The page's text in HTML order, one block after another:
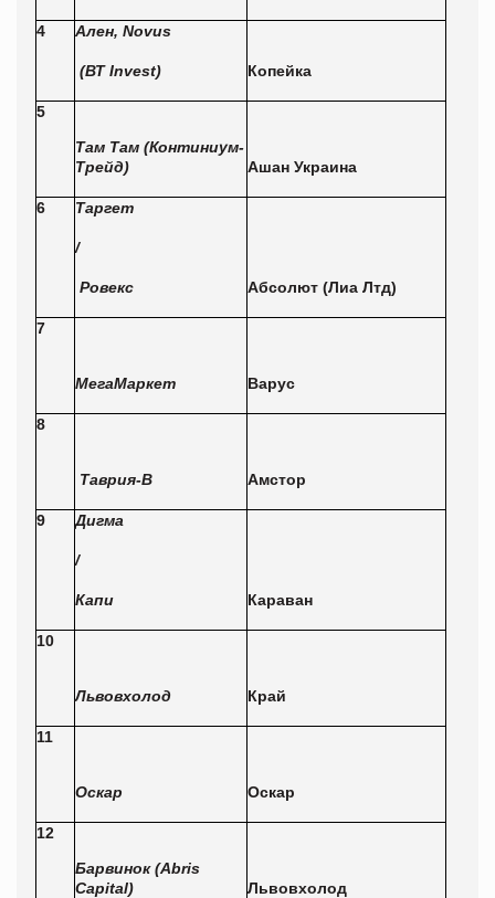
4 Ален, Novus
(ВТ Invest) Копейка
5
Там Там (Континиум-
Трейд)
Ашан Украина
6 Таргет
/
Ровекс Абсолют (Лиа Лтд)
7
МегаМаркет Варус
8
Таврия-В Амстор
9 Дигма
/
Капи Караван
10
Львовхолод Край
11
Оскар Оскар
12
Барвинок(Abris
Capital)
Львовхолод